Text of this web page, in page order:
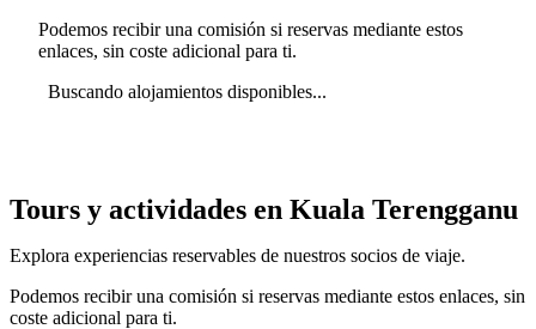
Podemos recibir una comisión si reservas mediante estos
enlaces, sin coste adicional para ti.
Buscando alojamientos disponibles...
Tours y actividades en Kuala Terengganu
Explora experiencias reservables de nuestros socios de viaje.
Podemos recibir una comisión si reservas mediante estos enlaces, sin
coste adicional para ti.